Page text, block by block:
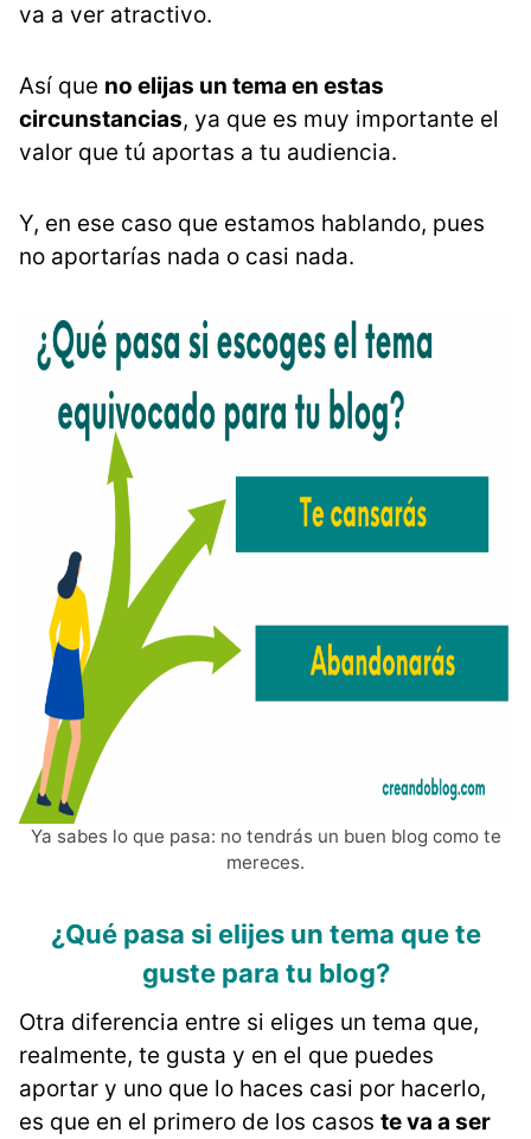
va a ver atractivo.
Así que no elijas un tema en estas
circunstancias, ya que es muy importante el
valor que tú aportas a tu audiencia.
Y, en ese caso que estamos hablando, pues
no aportarías nada o casi nada.
Ya sabes lo que pasa: no tendrás un buen blog como te
mereces.
¿Qué pasa si elijes un tema que te
guste para tu blog?
Otra diferencia entre si eliges un tema que,
realmente, te gusta y en el que puedes
aportar y uno que lo haces casi por hacerlo,
es que en el primero de los casos te va a ser